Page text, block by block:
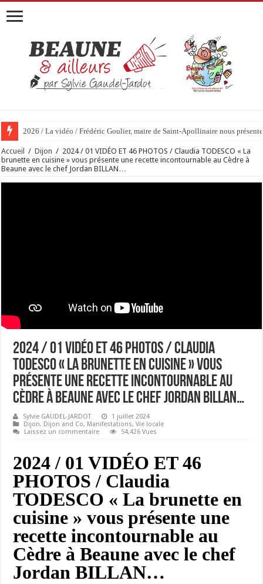
2026 / 01 vidéo et 51 photos / « JE T’ACCUSE »…ET MAINTENANT
Accueil / Dijon / 2024 / 01 VIDÉO ET 46 PHOTOS / Claudia TODESCO « La
brunette en cuisine » vous présente une recette incontournable au Cèdre à
Beaune avec le chef Jordan BILLAN…
2024 / 01 VIDÉO ET 46 PHOTOS / Claudia
TODESCO « La brunette en cuisine » vous
présente une recette incontournable au
Cèdre à Beaune avec le chef Jordan BILLAN…
Sylvie GAUDEL-JARDOT
1 juillet 2024
Dijon, Dijon and Co, Manifestations,Vie locale
Laissez un commentaire
54,426 Vues
2024 / 01 VIDÉO ET 46
PHOTOS / Claudia
TODESCO « La brunette en
cuisine » vous présente une
recette incontournable au
Cèdre à Beaune avec le chef
Jordan BILLAN…